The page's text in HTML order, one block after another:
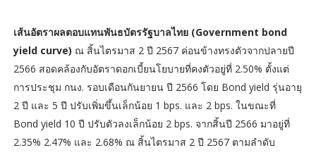
เส้นอัตราผลตอบแทนพันธบัตรรัฐบาลไทย (Government bond
yield curve) ณ สิ้นไตรมาส 2 ปี 2567 ค่อนข้างทรงตัวจากปลายปี
2566 สอดคล้องกับอัตราดอกเบี้ยนโยบายที่คงตัวอยู่ที่ 2.50% ตั้งแต่
การประชุม กนง. รอบเดือนกันยายน ปี 2566 โดย Bond yield รุ่นอายุ
2 ปี และ 5 ปี ปรับเพิ่มขึ้นเล็กน้อย 1 bps. และ 2 bps. ในขณะที่
Bond yield 10 ปี ปรับตัวลงเล็กน้อย 2 bps. จากสิ้นปี 2566 มาอยู่ที่
2.35% 2.47% และ 2.68% ณ สิ้นไตรมาส 2 ปี 2567 ตามลำดับ